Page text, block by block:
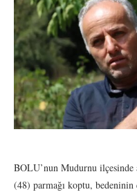
BOLU’nun Mudurnu ilçesinde
(48) parmağı koptu,